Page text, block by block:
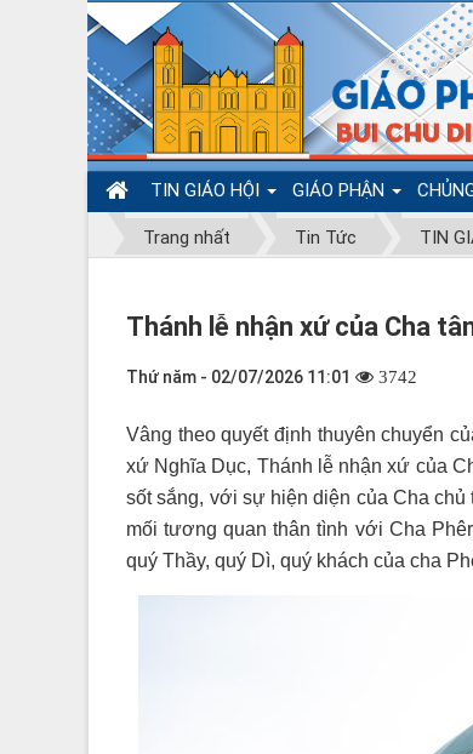
TIN GIÁO HỘI GIÁO PHẬN
Trang nhất Tin Tức TIN
Thánh lễ nhận xứ của Cha
Thứ năm - 02/07/2026 11:01 3742
Vâng theo quyết định thuyên chuyển
xứ Nghĩa Dục, Thánh lễ nhận xứ của
sốt sắng, với sự hiện diện của Cha
mối tương quan thân tình với Cha
quý Thầy, quý Dì, quý khách của cha